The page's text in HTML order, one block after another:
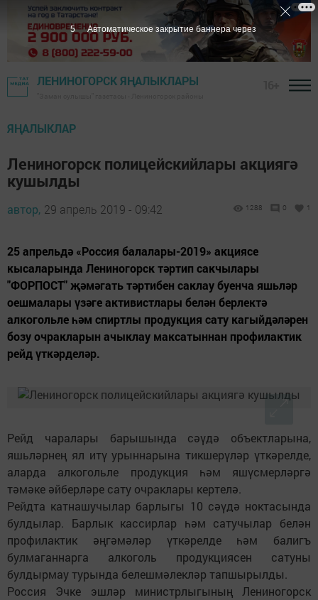
ЛЕНИНОГОРСК ЯҢАЛЫКЛАРЫ
ЯҢАЛЫКЛАР
Лениногорск полицейскийлары акциягә
кушылды
автор, 29 апрель 2019 - 09:42 1288 0 1
25 апрельдә «Россия балалары-2019» акциясе
кысаларында Лениногорск тәртип сакчылары
"ФОРПОСТ" җәмәгать тәртибен саклау буенча яшьләр
оешмалары үзәге активистлары белән берлектә
алкогольле һәм спиртлы продукция сату кагыйдәләрен
бозу очракларын ачыклау максатыннан профилактик
рейд үткәрделәр.
Рейд чаралары барышында сәүдә объектларына,
яшьләрнең ял итү урыннарына тикшерүләр үткәрелде,
аларда алкогольле продукция һәм яшүсмерләргә
тәмәке әйберләре сату очраклары кертелә.
Рейдта катнашучылар барлыгы 10 сәүдә ноктасында
булдылар. Барлык кассирлар һәм сатучылар белән
профилактик әңгәмәләр үткәрелде һәм балигъ
булмаганнарга алкоголь продукциясен сатуны
булдырмау турында белешмәлекләр тапшырылды.
Россия Эчке эшләр министрлыгының Лениногорск
5 Автоматическое закрытие баннера через